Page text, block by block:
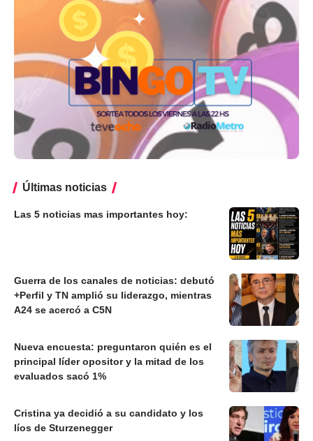
Últimas noticias
Las 5 noticias mas importantes hoy:
Guerra de los canales de noticias: debutó
+Perfil y TN amplió su liderazgo, mientras
A24 se acercó a C5N
Nueva encuesta: preguntaron quién es el
principal líder opositor y la mitad de los
evaluados sacó 1%
Cristina ya decidió a su candidato y los
líos de Sturzenegger